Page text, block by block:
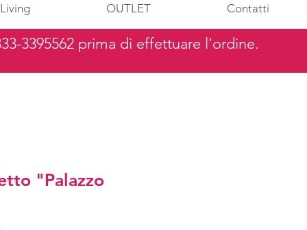
Living OUTLET Contatti
3395562 prima di effettuare l'ordine.
"Palazzo